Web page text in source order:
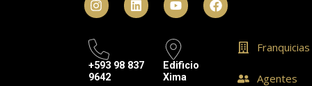
+593 98 837
9642
Edificio
Xima
Franquicias
Agentes